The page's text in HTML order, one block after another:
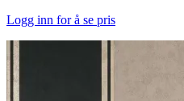
Logg inn for å se pris